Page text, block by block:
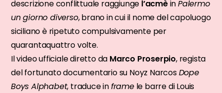
descrizione conflittuale raggiunge l’acmèinPalermo
un giorno diverso, brano in cui il nome del capoluogo
siciliano è ripetuto compulsivamente per
quarantaquattro volte.
Il video ufficiale diretto da Marco Proserpio, regista
del fortunato documentario su Noyz NarcosDope
Boys Alphabet, traduce inframele barre di Louis